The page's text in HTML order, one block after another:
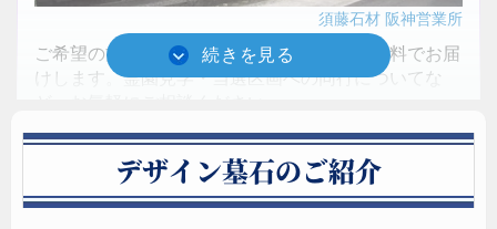
須藤石材 阪神営業所
ご希望の方にはご検討に役立つ参考資料を無料でお届
けします。霊園見学・当選区画への同行についてな
須藤石材 阪神営業所
0120-132-277
営業時間：9:00～17:30
デザイン墓石のご紹介